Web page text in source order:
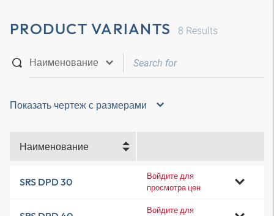
PRODUCT VARIANTS 8 Results
Показать чертеж с размерами
Наименование
SRS DPD 30
Войдите для
просмотра цен
Войдите для